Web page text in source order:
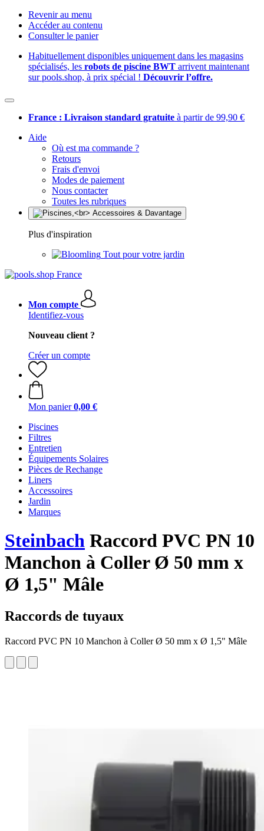
Revenir au menu
Accéder au contenu
Consulter le panier
Habituellement disponibles uniquement dans les magasins
spécialisés, les robots de piscine BWT arrivent maintenant
sur pools.shop, à prix spécial ! Découvrir l’offre.
France : Livraison standard gratuite à partir de 99,90 €
Aide
Où est ma commande ?
Retours
Frais d'envoi
Modes de paiement
Nous contacter
Toutes les rubriques
Plus d'inspiration
Tout pour votre jardin
Mon compte
Identifiez-vous
Nouveau client ?
Créer un compte
Mon panier 0,00 €
Piscines
Filtres
Entretien
Équipements Solaires
Pièces de Rechange
Liners
Accessoires
Jardin
Marques
Steinbach Raccord PVC PN 10
Manchon à Coller Ø 50 mm x
Ø 1,5" Mâle
Raccords de tuyaux
Raccord PVC PN 10 Manchon à Coller Ø 50 mm x Ø 1,5" Mâle